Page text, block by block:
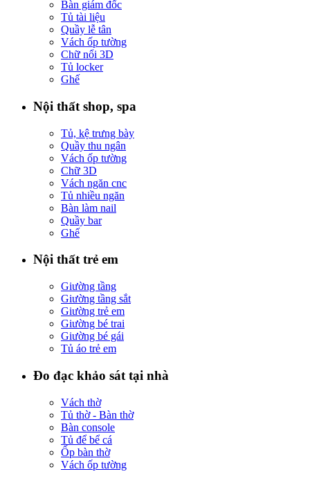
Bàn giám đốc
Tủ tài liệu
Quầy lễ tân
Vách ốp tường
Chữ nổi 3D
Tủ locker
Ghế
Nội thất shop, spa
Tủ, kệ trưng bày
Quầy thu ngân
Vách ốp tường
Chữ 3D
Vách ngăn cnc
Tủ nhiều ngăn
Bàn làm nail
Quầy bar
Ghế
Nội thất trẻ em
Giường tầng
Giường tầng sắt
Giường trẻ em
Giường bé trai
Giường bé gái
Tủ áo trẻ em
Đo đạc khảo sát tại nhà
Vách thờ
Tủ thờ - Bàn thờ
Bàn console
Tủ để bể cá
Ốp bàn thờ
Vách ốp tường